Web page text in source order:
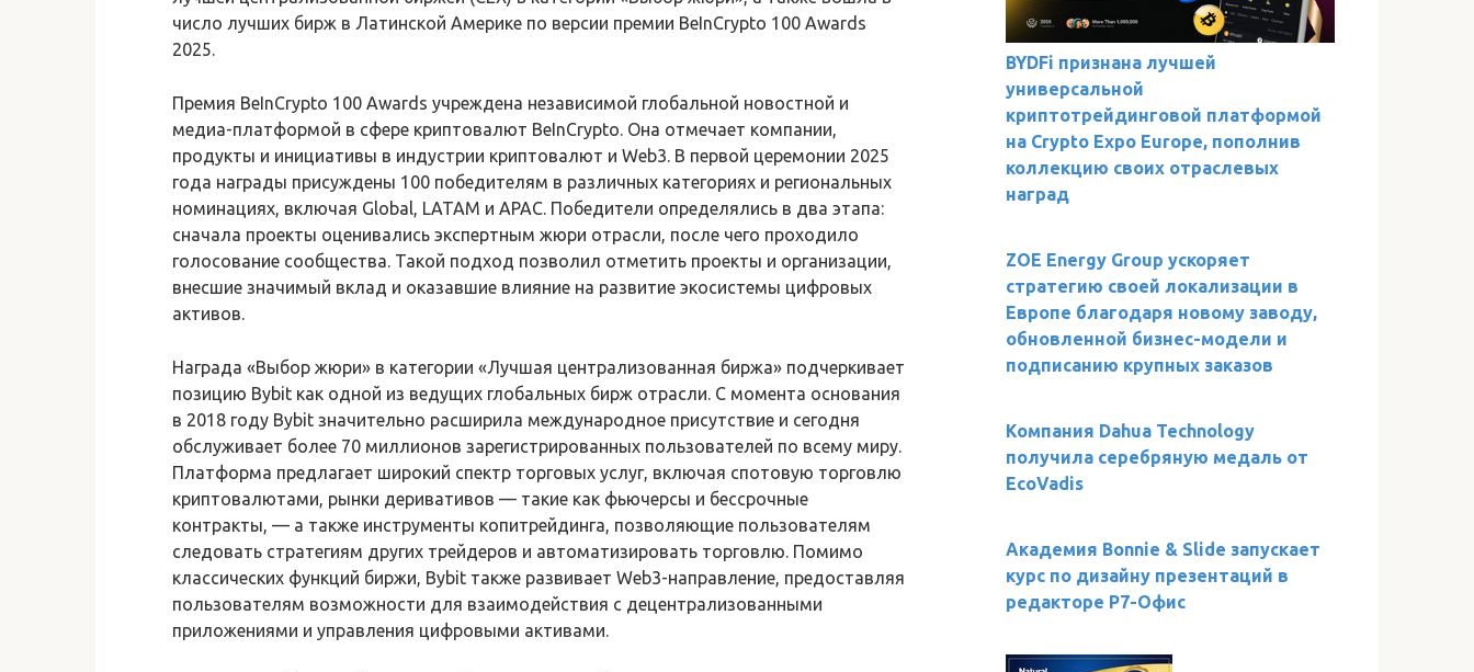
число лучших бирж в Латинской Америке по версии премии BeInCrypto 100 Awards
2025.
Премия BeInCrypto 100 Awards учреждена независимой глобальной новостной и
медиа-платформой в сфере криптовалют BeInCrypto. Она отмечает компании,
продукты и инициативы в индустрии криптовалют и Web3. В первой церемонии 2025
года награды присуждены 100 победителям в различных категориях и региональных
номинациях, включая Global, LATAM и APAC. Победители определялись в два этапа:
сначала проекты оценивались экспертным жюри отрасли, после чего проходило
голосование сообщества. Такой подход позволил отметить проекты и организации,
внесшие значимый вклад и оказавшие влияние на развитие экосистемы цифровых
активов.
Награда «Выбор жюри» в категории «Лучшая централизованная биржа» подчеркивает
позицию Bybit как одной из ведущих глобальных бирж отрасли. С момента основания
в 2018 году Bybit значительно расширила международное присутствие и сегодня
обслуживает более 70 миллионов зарегистрированных пользователей по всему миру.
Платформа предлагает широкий спектр торговых услуг, включая спотовую торговлю
криптовалютами, рынки деривативов — такие как фьючерсы и бессрочные
контракты, — а также инструменты копитрейдинга, позволяющие пользователям
следовать стратегиям других трейдеров и автоматизировать торговлю. Помимо
классических функций биржи, Bybit также развивает Web3-направление, предоставляя
пользователям возможности для взаимодействия с децентрализованными
приложениями и управления цифровыми активами.
BYDFi признана лучшей
универсальной
криптотрейдинговой платформой
на Crypto Expo Europe, пополнив
коллекцию своих отраслевых
наград
ZOE Energy Group ускоряет
стратегию своей локализации в
Европе благодаря новому заводу,
обновленной бизнес-модели и
подписанию крупных заказов
Компания Dahua Technology
получила серебряную медаль от
EcoVadis
Академия Bonnie & Slide запускает
курс по дизайну презентаций в
редакторе Р7-Офис